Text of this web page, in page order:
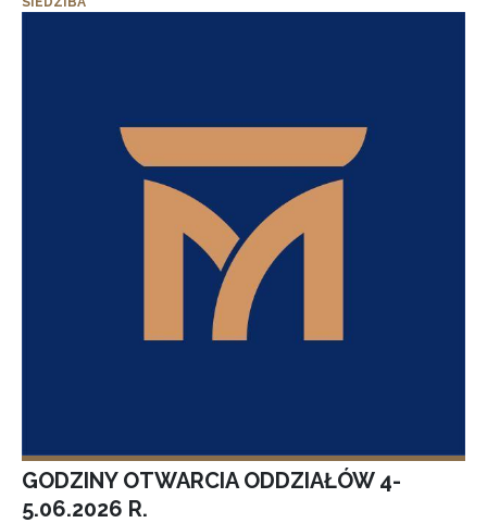
GODZINY OTWARCIA ODDZIAŁÓW 4-
5.06.2026 R.